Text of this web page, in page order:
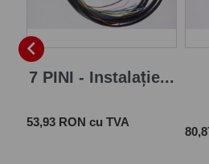

7 PINI - Instalație...
Pret
53,93 RON cu TVA
Pret